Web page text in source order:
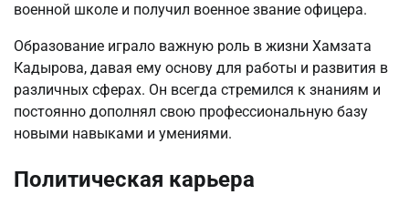
военной школе и получил военное звание офицера.
Образование играло важную роль в жизни Хамзата
Кадырова, давая ему основу для работы и развития в
различных сферах. Он всегда стремился к знаниям и
постоянно дополнял свою профессиональную базу
новыми навыками и умениями.
Политическая карьера